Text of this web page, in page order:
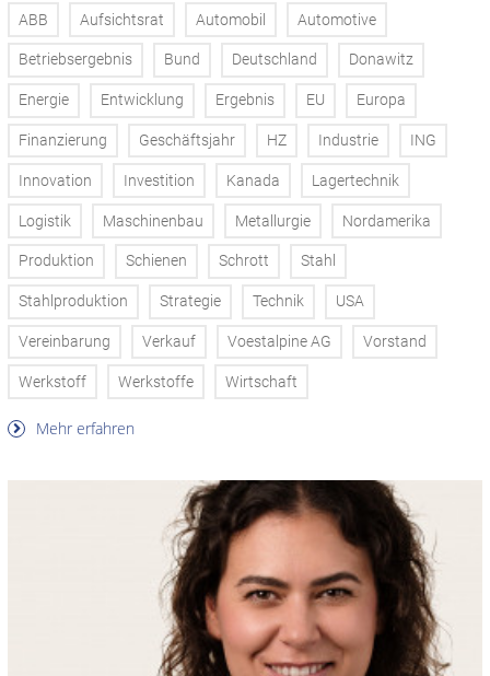
ABB Aufsichtsrat Automobil Automotive
Betriebsergebnis Bund Deutschland Donawitz
Energie Entwicklung Ergebnis EU Europa
Finanzierung Geschäftsjahr HZ Industrie ING
Innovation Investition Kanada Lagertechnik
Logistik Maschinenbau Metallurgie Nordamerika
Produktion Schienen Schrott Stahl
Stahlproduktion Strategie Technik USA
Vereinbarung Verkauf Voestalpine AG Vorstand
Werkstoff Werkstoffe Wirtschaft
Mehr erfahren